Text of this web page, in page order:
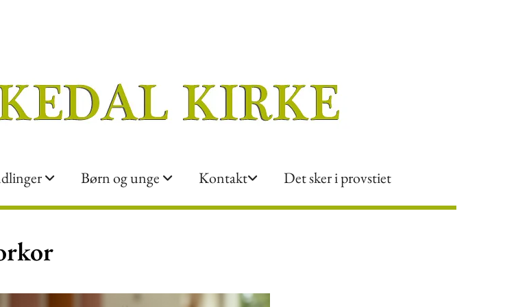
Børn og unge Kontakt Det sker i provstiet